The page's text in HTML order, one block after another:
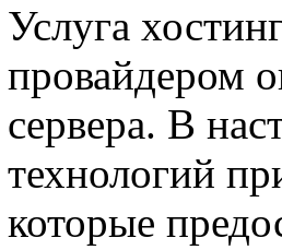
Услуга
провайдером
сервера. В
технологий
которые